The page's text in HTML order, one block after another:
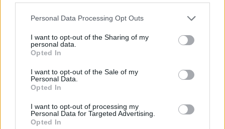
Personal Data Processing Opt Outs
I want to opt-out of the Sharing of my
personal data.
Opted In
I want to opt-out of the Sale of my
Personal Data.
Opted In
I want to opt-out of processing my
Personal Data for Targeted Advertising.
Opted In
JOGOS DE ESQUIVAR
JOGOS INFANTIS
JOGOS CELULAR